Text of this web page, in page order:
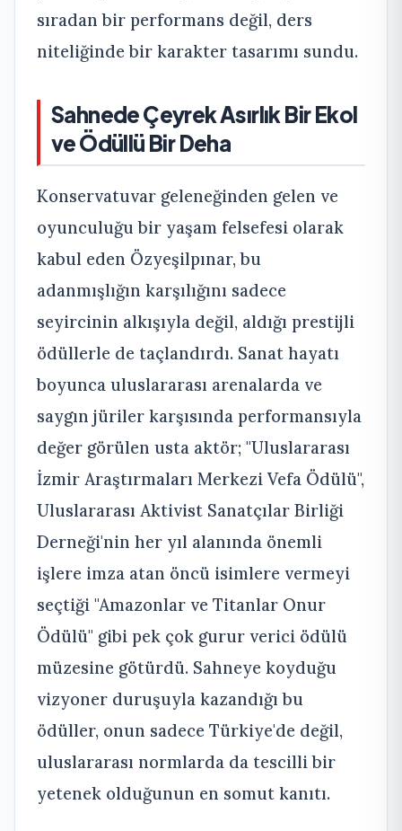
sıradan bir performans değil, ders
niteliğinde bir karakter tasarımı sundu.
Sahnede Çeyrek Asırlık Bir Ekol
ve Ödüllü Bir Deha
Konservatuvar geleneğinden gelen ve
oyunculuğu bir yaşam felsefesi olarak
kabul eden Özyeşilpınar, bu
adanmışlığın karşılığını sadece
seyircinin alkışıyla değil, aldığı prestijli
ödüllerle de taçlandırdı. Sanat hayatı
boyunca uluslararası arenalarda ve
saygın jüriler karşısında performansıyla
değer görülen usta aktör; "Uluslararası
İzmir Araştırmaları Merkezi Vefa Ödülü",
Uluslararası Aktivist Sanatçılar Birliği
Derneği'nin her yıl alanında önemli
işlere imza atan öncü isimlere vermeyi
seçtiği "Amazonlar ve Titanlar Onur
Ödülü" gibi pek çok gurur verici ödülü
müzesine götürdü. Sahneye koyduğu
vizyoner duruşuyla kazandığı bu
ödüller, onun sadece Türkiye'de değil,
uluslararası normlarda da tescilli bir
yetenek olduğunun en somut kanıtı.